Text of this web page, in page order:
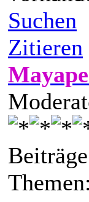
Suchen
Zitieren